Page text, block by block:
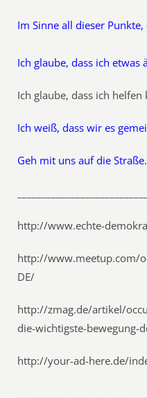
Im Sinne all dieser
Ich glaube, dass ich etwas
Ich glaube, dass ich helfen
Ich weiß, dass wir es
Geh mit uns auf die Straße.
http://www.echte-
http://www.meetup.com/
DE/
http://zmag.de/artikel/
die-wichtigste-bewegung-
http://your-ad-here.de/